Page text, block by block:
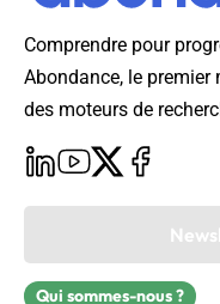
Comprendre pour
Abondance, le premier
des moteurs de
Qui sommes-nous ?